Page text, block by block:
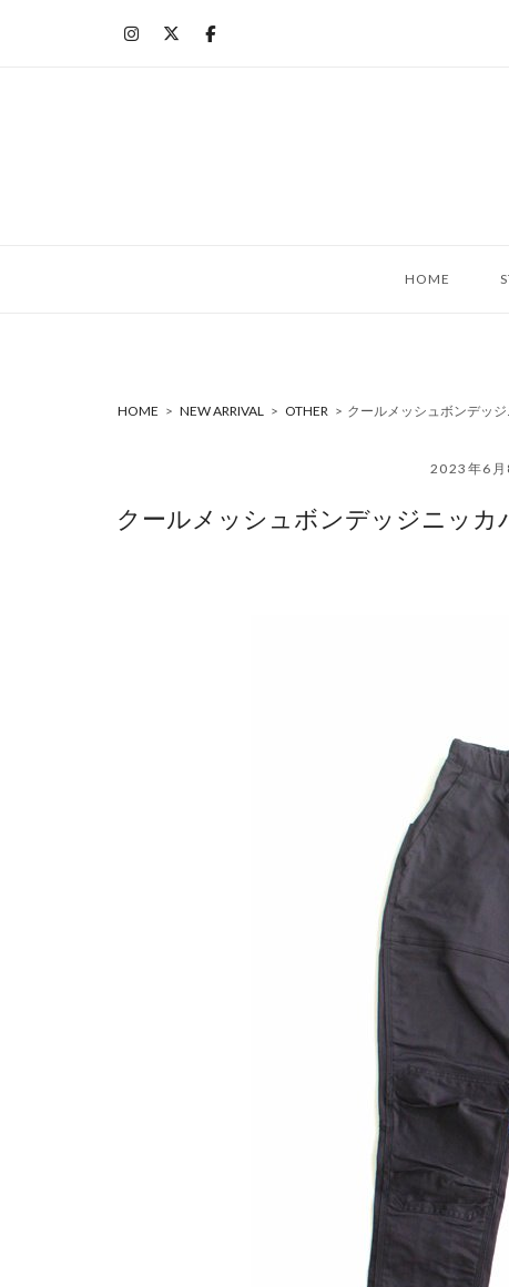
HOME
HOME > NEW ARRIVAL > OTHER > クールメッシュボンデッジ
2023年6月
クールメッシュボンデッジニッカ